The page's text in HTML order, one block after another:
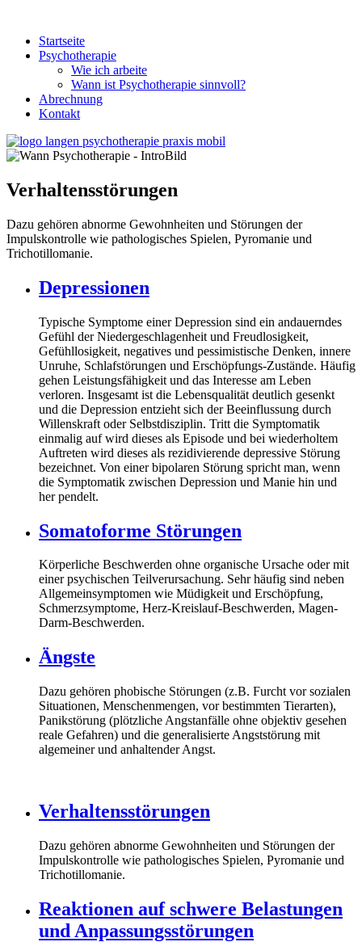
Startseite
Psychotherapie
Wie ich arbeite
Wann ist Psychotherapie sinnvoll?
Abrechnung
Kontakt
Verhaltensstörungen
Dazu gehören abnorme Gewohnheiten und Störungen der
Impulskontrolle wie pathologisches Spielen, Pyromanie und
Trichotillomanie.
Depressionen
Typische Symptome einer Depression sind ein andauerndes
Gefühl der Niedergeschlagenheit und Freudlosigkeit,
Gefühllosigkeit, negatives und pessimistische Denken, innere
Unruhe, Schlafstörungen und Erschöpfungs-Zustände. Häufig
gehen Leistungsfähigkeit und das Interesse am Leben
verloren. Insgesamt ist die Lebensqualität deutlich gesenkt
und die Depression entzieht sich der Beeinflussung durch
Willenskraft oder Selbstdisziplin. Tritt die Symptomatik
einmalig auf wird dieses als Episode und bei wiederholtem
Auftreten wird dieses als rezidivierende depressive Störung
bezeichnet. Von einer bipolaren Störung spricht man, wenn
die Symptomatik zwischen Depression und Manie hin und
her pendelt.
Somatoforme Störungen
Körperliche Beschwerden ohne organische Ursache oder mit
einer psychischen Teilverursachung. Sehr häufig sind neben
Allgemeinsymptomen wie Müdigkeit und Erschöpfung,
Schmerzsymptome, Herz-Kreislauf-Beschwerden, Magen-
Darm-Beschwerden.
Ängste
Dazu gehören phobische Störungen (z.B. Furcht vor sozialen
Situationen, Menschenmengen, vor bestimmten Tierarten),
Panikstörung (plötzliche Angstanfälle ohne objektiv gesehen
reale Gefahren) und die generalisierte Angststörung mit
algemeiner und anhaltender Angst.
Verhaltensstörungen
Dazu gehören abnorme Gewohnheiten und Störungen der
Impulskontrolle wie pathologisches Spielen, Pyromanie und
Trichotillomanie.
Reaktionen auf schwere Belastungen
und Anpassungsstörungen